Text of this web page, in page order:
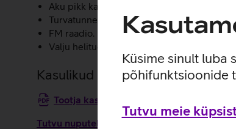
Küsime sinult luba
põhifunktsioonide
Tutvu meie
Aku pikk kasutusiga võimaldab teil
Turvatunnet lisab seadmele SOS hädaabi
FM raadio.
Valju helitugevusega käed-vabad kõlar.
Kasulikud lingid
Tootja kasutusjuhend nuputelefonile
Tutvu nuputelefoni Nokia 2660 Flip